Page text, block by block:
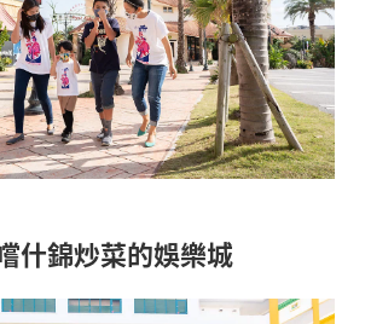
什錦炒菜的娛樂城